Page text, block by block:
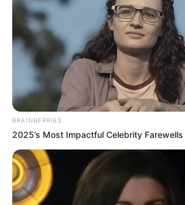
χρωστούν σε εμάς τα πάντα
Τρίτη, 6 Σεπτεμβρίου 2022, 12:14
Δεν χρωστάμε σε κανέναν, αυτοί...
ανήκει στους ανθρώπους και
όχι στο Νταβός...
BRAINBERRIES
2025’s Most Impactful Celebrity Farewells